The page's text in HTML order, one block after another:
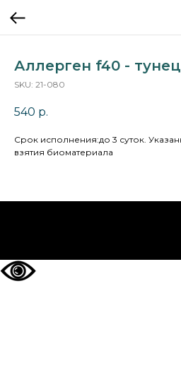
Аллерген f40 -
SKU: 21-080
540 р.
Cрок исполнения:до 3 суток.
взятия биоматериала